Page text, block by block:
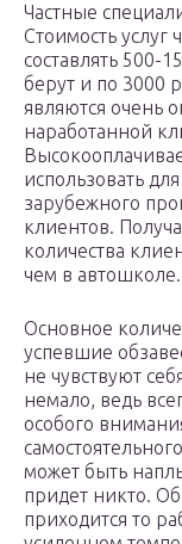
Частные
Стоимость услуг
составлять 500-
берут и по 3000
являются очень
наработанной
использовать
зарубежного
клиентов.
количества
чем в автошколе.
Основное
успевшие
не чувствуют
немало, ведь
особого
может быть
придет никто.
приходится то